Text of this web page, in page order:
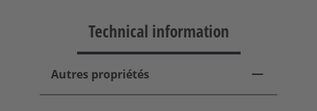
Technical information
Autres propriétés